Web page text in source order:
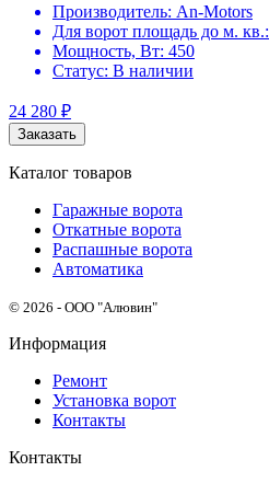
Производитель: An-Motors
Для ворот площадь до м. кв.:
Мощность, Вт: 450
Статус: В наличии
24 280 ₽
Заказать
Каталог товаров
Гаражные ворота
Откатные ворота
Распашные ворота
Автоматика
© 2026 - ООО "Алювин"
Информация
Ремонт
Установка ворот
Контакты
Контакты